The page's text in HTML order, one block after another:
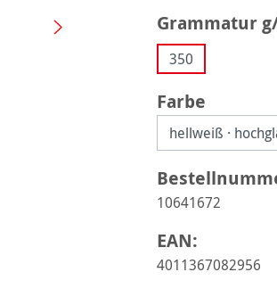
Grammatur
350
Farbe
10641672
EAN:
4011367082956